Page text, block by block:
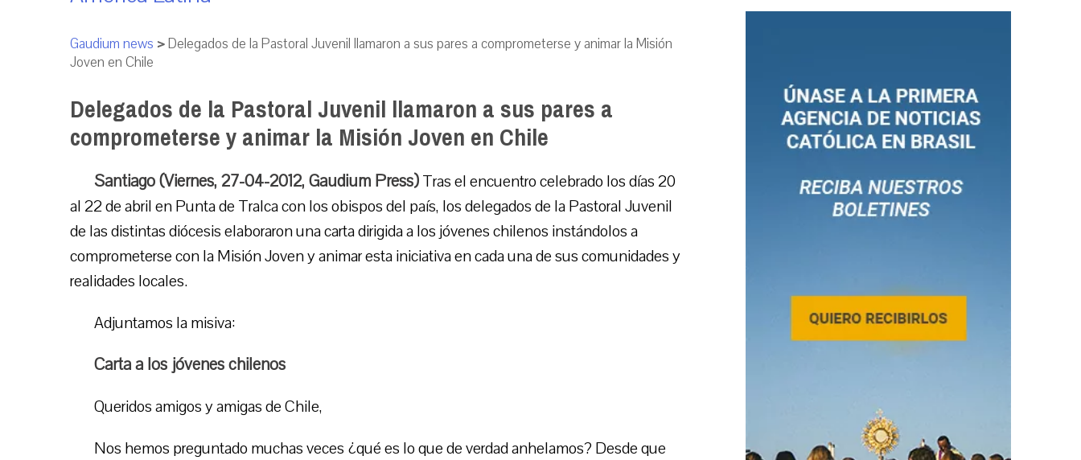
Gaudium news >Delegados de la Pastoral Juvenil llamaron a sus pares a comprometerse y animar la Misión
Joven en Chile
Delegados de la Pastoral Juvenil llamaron a sus pares a
comprometerse y animar la Misión Joven en Chile
Santiago (Viernes, 27-04-2012, Gaudium Press)Tras el encuentro celebrado los días 20
al 22 de abril en Punta de Tralca con los obispos del país, los delegados de la Pastoral Juvenil
de las distintas diócesis elaboraron una carta dirigida a los jóvenes chilenos instándolos a
comprometerse con la Misión Joven y animar esta iniciativa en cada una de sus comunidades y
realidades locales.
Adjuntamos la misiva:
Carta a los jóvenes chilenos
Queridos amigos y amigas de Chile,
Nos hemos preguntado muchas veces ¿qué es lo que de verdad anhelamos? Desde que